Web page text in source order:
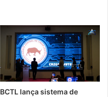
BCTL lança sistema de